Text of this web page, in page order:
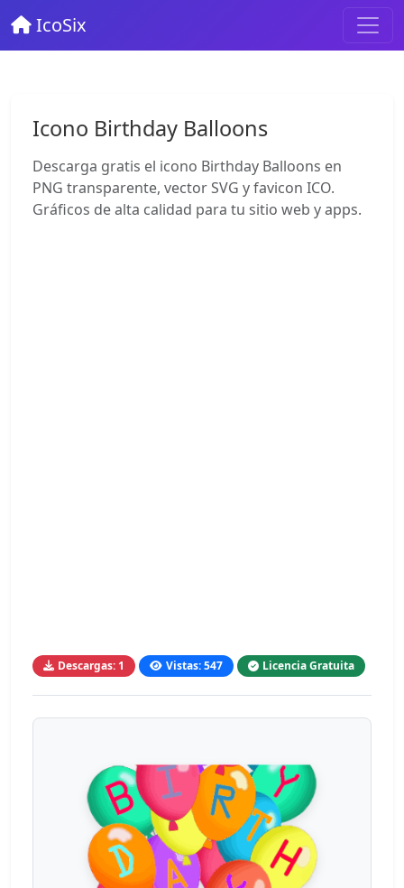
IcoSix
Icono Birthday Balloons
Descarga gratis el icono Birthday Balloons en
PNG transparente, vector SVG y favicon ICO.
Gráficos de alta calidad para tu sitio web y apps.
Descargas: 1 Vistas: 547 Licencia Gratuita